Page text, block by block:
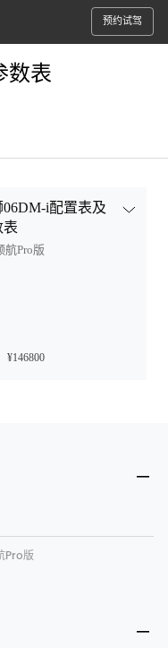
预约试驾
数表
06DM-i配置表及
表
航Pro版
¥146800
Pro版